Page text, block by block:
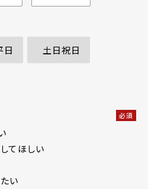
日 土日祝日
必須
てほしい
い